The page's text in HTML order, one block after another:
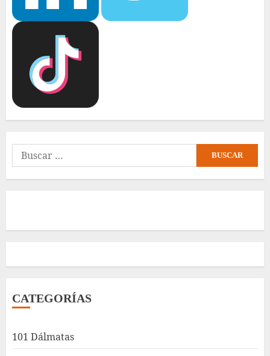
Buscar:
CATEGORÍAS
101 Dálmatas